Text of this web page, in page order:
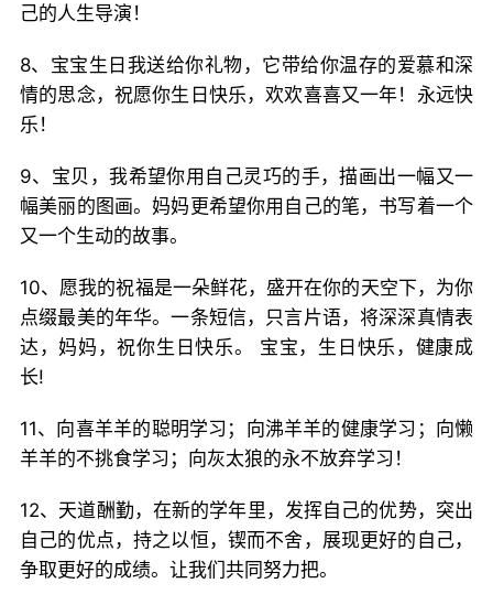
己的人生导演！
8、宝宝生日我送给你礼物，它带给你温存的爱慕和深
情的思念，祝愿你生日快乐，欢欢喜喜又一年！永远快
乐！
9、宝贝，我希望你用自己灵巧的手，描画出一幅又一
幅美丽的图画。妈妈更希望你用自己的笔，书写着一个
又一个生动的故事。
10、愿我的祝福是一朵鲜花，盛开在你的天空下，为你
点缀最美的年华。一条短信，只言片语，将深深真情表
达，妈妈，祝你生日快乐。 宝宝，生日快乐，健康成
长!
11、向喜羊羊的聪明学习；向沸羊羊的健康学习；向懒
羊羊的不挑食学习；向灰太狼的永不放弃学习！
12、天道酬勤，在新的学年里，发挥自己的优势，突出
自己的优点，持之以恒，锲而不舍，展现更好的自己，
争取更好的成绩。让我们共同努力把。